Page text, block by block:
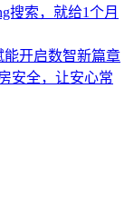
搜索，就给1个月
开启数智新篇章
安全，让安心常